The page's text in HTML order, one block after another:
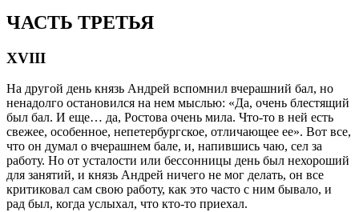
ЧАСТЬ ТРЕТЬЯ
XVIII
На другой день князь Андрей вспомнил вчерашний бал, но
ненадолго остановился на нем мыслью: «Да, очень блестящий
был бал. И еще… да, Ростова очень мила. Что-то в ней есть
свежее, особенное, непетербургское, отличающее ее». Вот все,
что он думал о вчерашнем бале, и, напившись чаю, сел за
работу. Но от усталости или бессонницы день был нехороший
для занятий, и князь Андрей ничего не мог делать, он все
критиковал сам свою работу, как это часто с ним бывало, и
рад был, когда услыхал, что кто-то приехал.